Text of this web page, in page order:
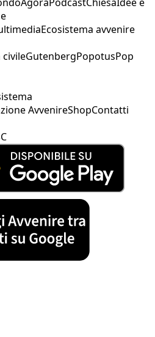
Ecosistema avvenire
civileGutenbergPopotusPop
AvvenireShopContatti